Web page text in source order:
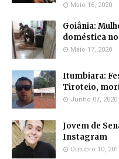
Maio 16, 2020
Goiânia:
doméstica
Maio 17, 2020
Itumbiara:
Tiroteio,
Junho 07, 2020
Jovem de
Instagram
Outubro 10,